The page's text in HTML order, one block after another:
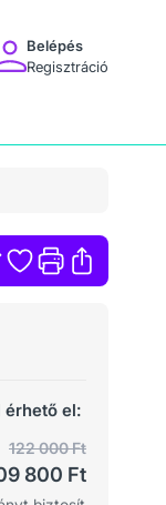
Belépés
Regisztráció
érhető el:
122 000 Ft
800 Ft